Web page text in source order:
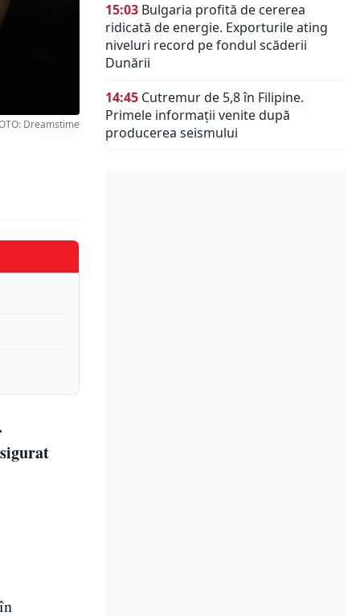
Dreamstime
15:03 Bulgaria profită de cererea
ridicată de energie. Exporturile ating
niveluri record pe fondul scăderii
Dunării
14:45 Cutremur de 5,8 în Filipine.
Primele informații venite după
producerea seismului